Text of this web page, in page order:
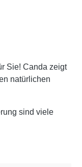
Sie! Canda zeigt
natürlichen
sind viele